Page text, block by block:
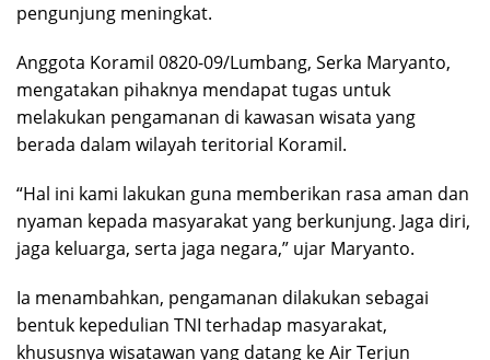
pengunjung meningkat.
Anggota Koramil 0820-09/Lumbang, Serka Maryanto,
mengatakan pihaknya mendapat tugas untuk
melakukan pengamanan di kawasan wisata yang
berada dalam wilayah teritorial Koramil.
“Hal ini kami lakukan guna memberikan rasa aman dan
nyaman kepada masyarakat yang berkunjung. Jaga diri,
jaga keluarga, serta jaga negara,” ujar Maryanto.
Ia menambahkan, pengamanan dilakukan sebagai
bentuk kepedulian TNI terhadap masyarakat,
khususnya wisatawan yang datang ke Air Terjun